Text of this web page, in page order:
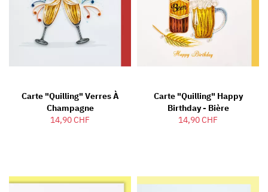
Carte "Quilling" Verres À
Champagne
14,90 CHF
Carte "Quilling" Happy
Birthday - Bière
14,90 CHF